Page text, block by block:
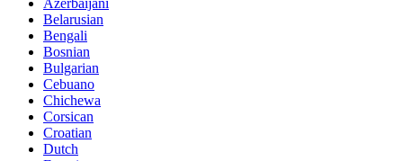
Azerbaijani
Belarusian
Bengali
Bosnian
Bulgarian
Cebuano
Chichewa
Corsican
Croatian
Dutch